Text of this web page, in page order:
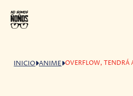
INICIO ANIME OVERFLOW, TENDRÁ